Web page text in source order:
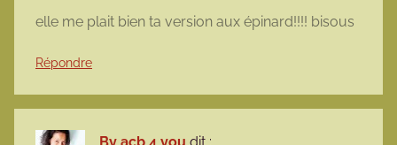
elle me plait bien ta version aux épinard!!!! bisous
Répondre